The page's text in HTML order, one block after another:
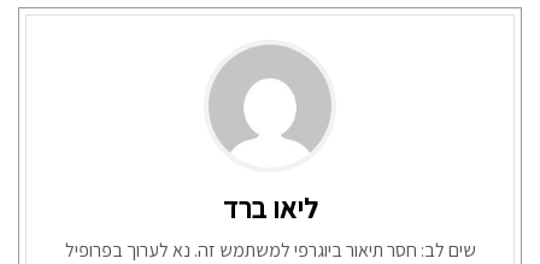
ליאו ברד
שים לב: חסר תיאור ביוגרפי למשתמש זה. נא לערוך בפרופיל